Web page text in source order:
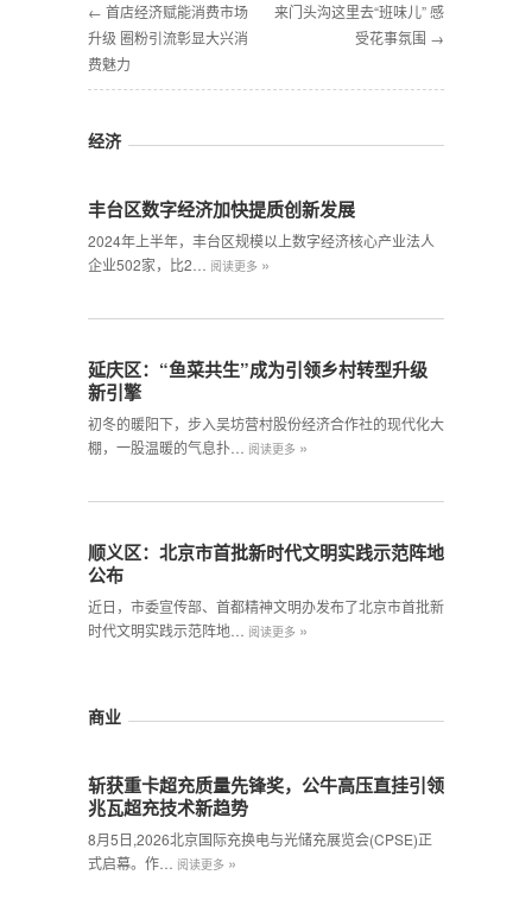
← 首店经济赋能消费市场
升级 圈粉引流彰显大兴消
费魅力
来门头沟这里去“班味儿” 感
受花事氛围 →
经济
丰台区数字经济加快提质创新发展
2024年上半年，丰台区规模以上数字经济核心产业法人
企业502家，比2…
阅读更多 »
延庆区：“鱼菜共生”成为引领乡村转型升级
新引擎
初冬的暖阳下，步入吴坊营村股份经济合作社的现代化大
棚，一股温暖的气息扑…
阅读更多 »
顺义区：北京市首批新时代文明实践示范阵地
公布
近日，市委宣传部、首都精神文明办发布了北京市首批新
时代文明实践示范阵地…
阅读更多 »
商业
斩获重卡超充质量先锋奖，公牛高压直挂引领
兆瓦超充技术新趋势
8月5日,2026北京国际充换电与光储充展览会(CPSE)正
式启幕。作…
阅读更多 »